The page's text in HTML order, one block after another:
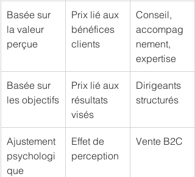
Basée sur
la valeur
perçue
Prix lié aux
bénéfices
clients
Conseil,
accompag
nement,
expertise
Basée sur
les objectifs
Prix lié aux
résultats
visés
Dirigeants
structurés
Ajustement
psychologi
que
Effet de
perception
Vente B2C